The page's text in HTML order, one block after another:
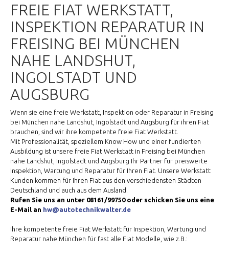
FREIE FIAT WERKSTATT,
INSPEKTION REPARATUR IN
FREISING BEI MÜNCHEN
NAHE LANDSHUT,
INGOLSTADT UND
AUGSBURG
Wenn sie eine freie Werkstatt, Inspektion oder Reparatur in Freising
bei München nahe Landshut, Ingolstadt und Augsburg für ihren Fiat
brauchen, sind wir ihre kompetente freie Fiat Werkstatt.
Mit Professionalität, speziellem Know How und einer fundierten
Ausbildung ist unsere freie Fiat Werkstatt in Freising bei München
nahe Landshut, Ingolstadt und Augsburg Ihr Partner für preiswerte
Inspektion, Wartung und Reparatur für Ihren Fiat. Unsere Werkstatt
Kunden kommen für Ihren Fiat aus den verschiedensten Städten
Deutschland und auch aus dem Ausland.
Rufen Sie uns an unter 08161/99750 oder schicken Sie uns eine
E-Mail an hw@autotechnikwalter.de
Ihre kompetente freie Fiat Werkstatt für Inspektion, Wartung und
Reparatur nahe München für fast alle Fiat Modelle, wie z.B.: